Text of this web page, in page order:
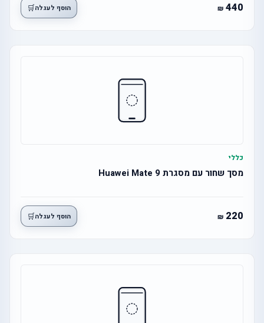
440 הוסף לעגלה🛒
כללי
מסך שחור עם מסגרת Huawei Mate 9
220 הוסף לעגלה🛒